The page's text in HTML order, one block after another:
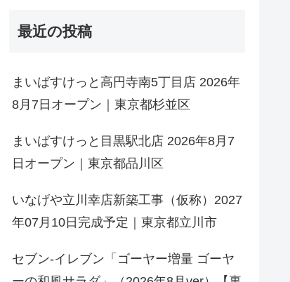
最近の投稿
まいばすけっと高円寺南5丁目店 2026年
8月7日オープン｜東京都杉並区
まいばすけっと目黒駅北店 2026年8月7
日オープン｜東京都品川区
いなげや立川幸店新築工事（仮称）2027
年07月10日完成予定｜東京都立川市
セブン-イレブン「ゴーヤー増量 ゴーヤ